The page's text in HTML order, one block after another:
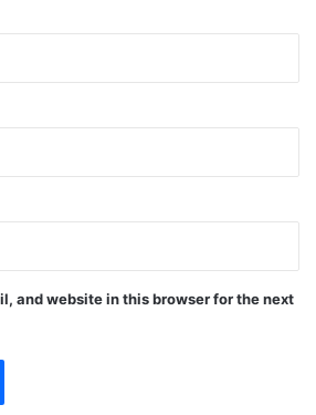
and website in this browser for the next